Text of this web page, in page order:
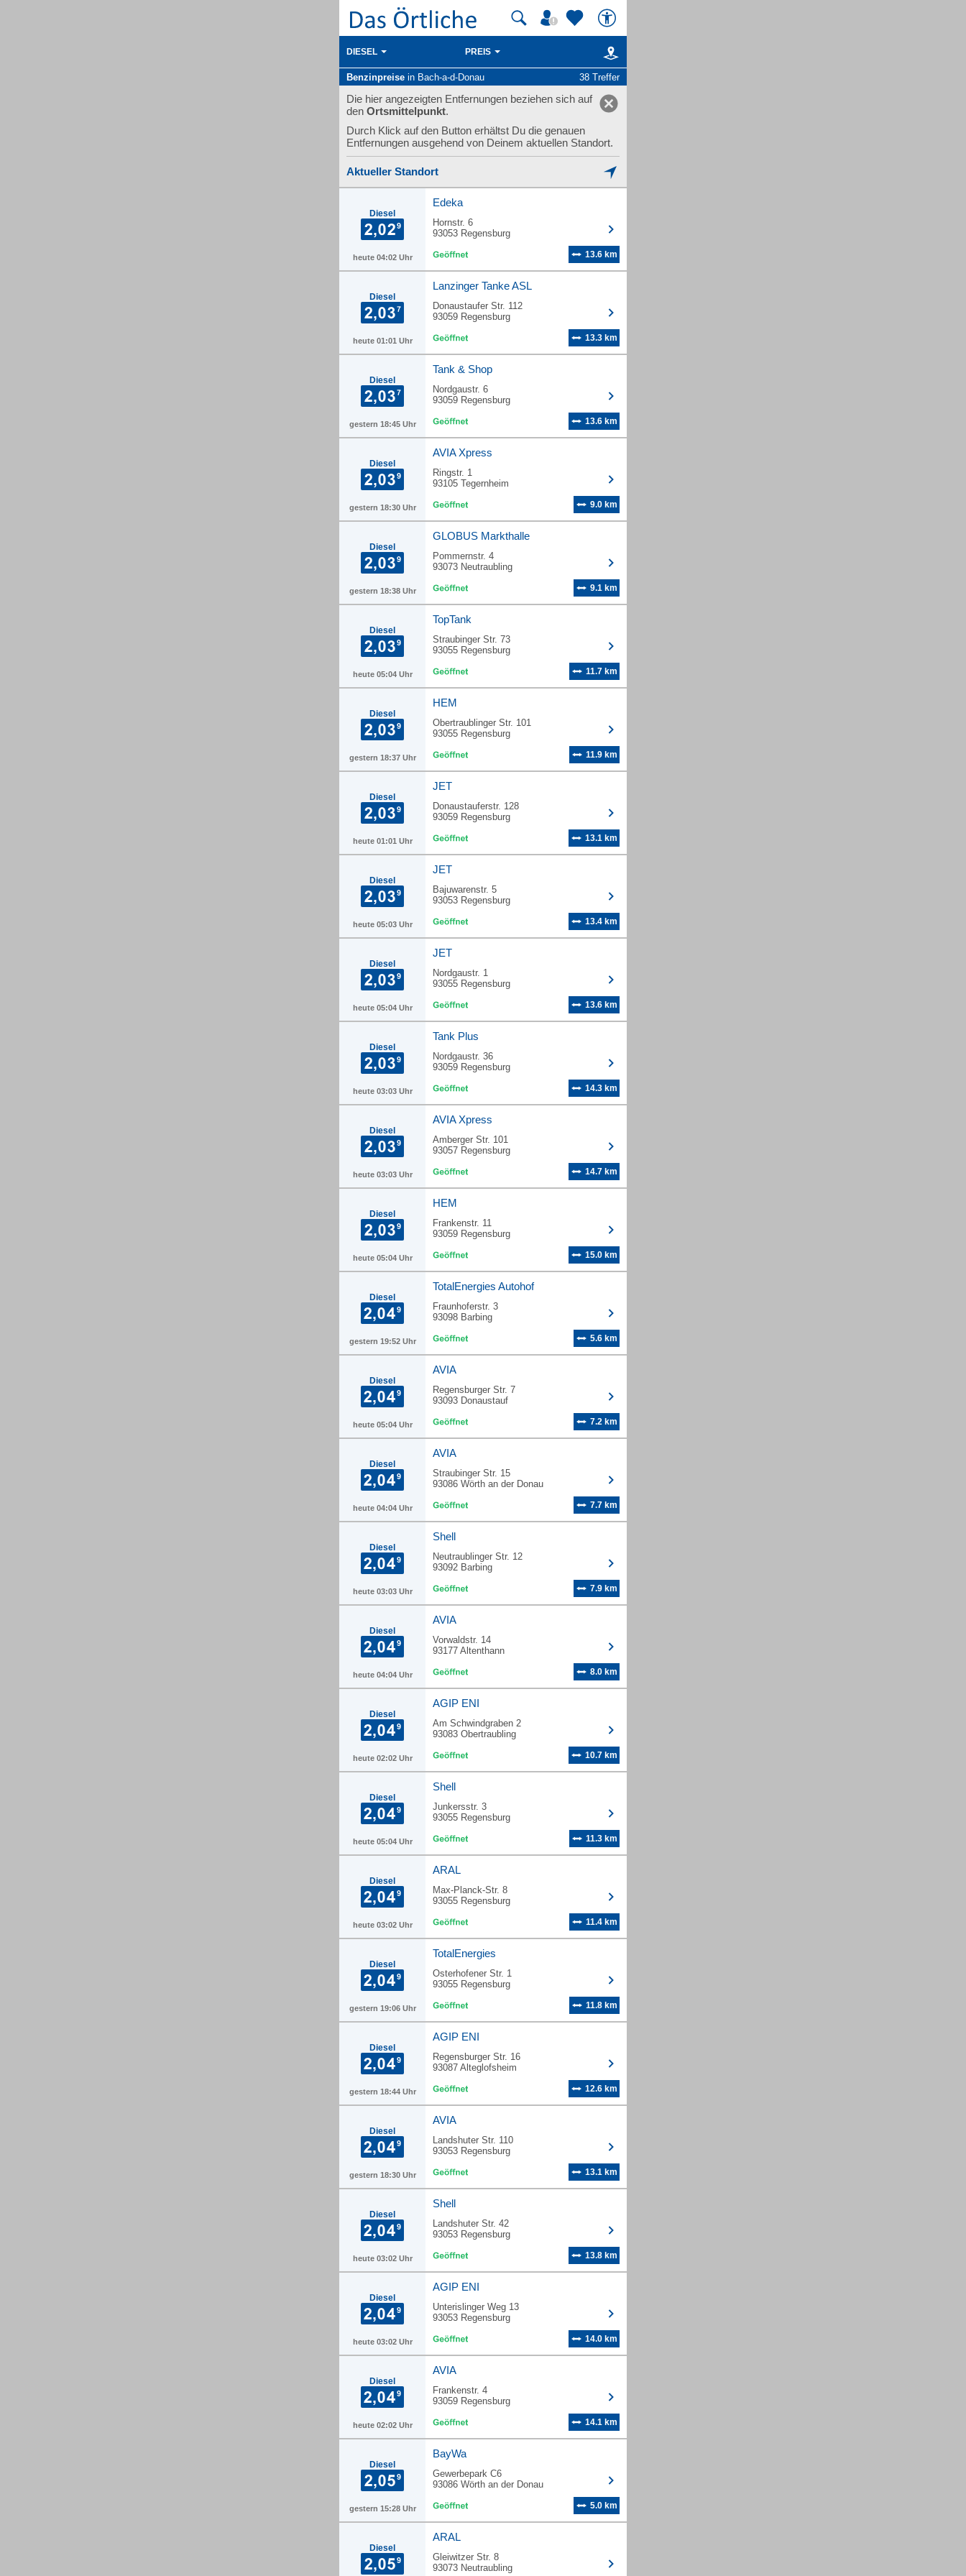
DIESEL PREIS
Benzinpreise in Bach-a-d-Donau 38 Treffer
Die hier angezeigten Entfernungen beziehen sich auf
den Ortsmittelpunkt.
Durch Klick auf den Button erhältst Du die genauen
Entfernungen ausgehend von Deinem aktuellen Standort.
Aktueller Standort
Diesel
heute 04:02 Uhr
Edeka
Hornstr. 6
93053 Regensburg
13.6 km
Diesel
heute 01:01 Uhr
Lanzinger Tanke ASL
Donaustaufer Str. 112
93059 Regensburg
13.3 km
Diesel
gestern 18:45 Uhr
Tank & Shop
Nordgaustr. 6
93059 Regensburg
13.6 km
Diesel
gestern 18:30 Uhr
AVIA Xpress
Ringstr. 1
93105 Tegernheim
9.0 km
Diesel
gestern 18:38 Uhr
GLOBUS Markthalle
Pommernstr. 4
93073 Neutraubling
9.1 km
Diesel
heute 05:04 Uhr
TopTank
Straubinger Str. 73
93055 Regensburg
11.7 km
Diesel
gestern 18:37 Uhr
HEM
Obertraublinger Str. 101
93055 Regensburg
11.9 km
Diesel
heute 01:01 Uhr
JET
Donaustauferstr. 128
93059 Regensburg
13.1 km
Diesel
heute 05:03 Uhr
JET
Bajuwarenstr. 5
93053 Regensburg
13.4 km
Diesel
heute 05:04 Uhr
JET
Nordgaustr. 1
93055 Regensburg
13.6 km
Diesel
heute 03:03 Uhr
Tank Plus
Nordgaustr. 36
93059 Regensburg
14.3 km
Diesel
heute 03:03 Uhr
AVIA Xpress
Amberger Str. 101
93057 Regensburg
14.7 km
Diesel
heute 05:04 Uhr
HEM
Frankenstr. 11
93059 Regensburg
15.0 km
Diesel
gestern 19:52 Uhr
TotalEnergies Autohof
Fraunhoferstr. 3
93098 Barbing
5.6 km
Diesel
heute 05:04 Uhr
AVIA
Regensburger Str. 7
93093 Donaustauf
7.2 km
Diesel
heute 04:04 Uhr
AVIA
Straubinger Str. 15
93086 Wörth an der Donau
7.7 km
Diesel
heute 03:03 Uhr
Shell
Neutraublinger Str. 12
93092 Barbing
7.9 km
Diesel
heute 04:04 Uhr
AVIA
Vorwaldstr. 14
93177 Altenthann
8.0 km
Diesel
heute 02:02 Uhr
AGIP ENI
Am Schwindgraben 2
93083 Obertraubling
10.7 km
Diesel
heute 05:04 Uhr
Shell
Junkersstr. 3
93055 Regensburg
11.3 km
Diesel
heute 03:02 Uhr
ARAL
Max-Planck-Str. 8
93055 Regensburg
11.4 km
Diesel
gestern 19:06 Uhr
TotalEnergies
Osterhofener Str. 1
93055 Regensburg
11.8 km
Diesel
gestern 18:44 Uhr
AGIP ENI
Regensburger Str. 16
93087 Alteglofsheim
12.6 km
Diesel
gestern 18:30 Uhr
AVIA
Landshuter Str. 110
93053 Regensburg
13.1 km
Diesel
heute 03:02 Uhr
Shell
Landshuter Str. 42
93053 Regensburg
13.8 km
Diesel
heute 03:02 Uhr
AGIP ENI
Unterislinger Weg 13
93053 Regensburg
14.0 km
Diesel
heute 02:02 Uhr
AVIA
Frankenstr. 4
93059 Regensburg
14.1 km
Diesel
gestern 15:28 Uhr
BayWa
Gewerbepark C6
93086 Wörth an der Donau
5.0 km
Diesel
ARAL
Gleiwitzer Str. 8
93073 Neutraubling